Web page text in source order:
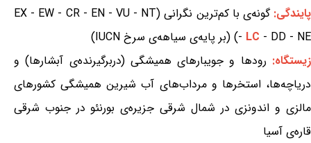
پایندگی:
گونه‌ی با کم‌ترین نگرانی (EX - EW - CR - EN - VU - NT
- LC - DD - NE) (بر پایه‌ی سیاهه‌ی سرخ IUCN)
زیستگاه: رودها و جویبارهای همیشگی (دربرگیرنده‌ی آبشارها) و
دریاچه‌ها، استخرها و مرداب‌های آب شیرین همیشگی کشورهای
مالزی و اندونزی در شمال شرقی جزیره‌ی بورنئو در جنوب شرقی
قاره‌ی آسیا